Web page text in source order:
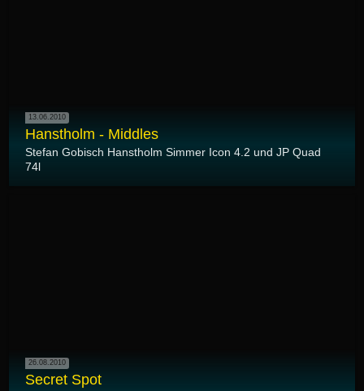
13.06.2010
Hanstholm - Middles
Stefan Gobisch Hanstholm Simmer Icon 4.2 und JP Quad
74l
26.08.2010
Secret Spot